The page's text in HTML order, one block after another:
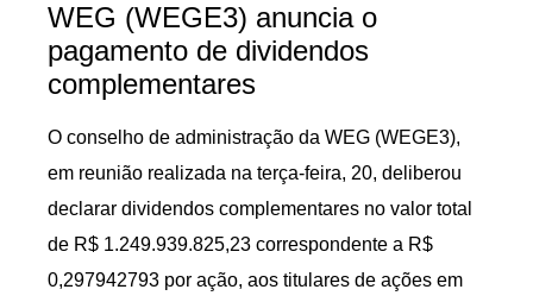
WEG (WEGE3) anuncia o
pagamento de dividendos
complementares
O conselho de administração da WEG (WEGE3),
em reunião realizada na terça-feira, 20, deliberou
declarar dividendos complementares no valor total
de R$ 1.249.939.825,23 correspondente a R$
0,297942793 por ação, aos titulares de ações em